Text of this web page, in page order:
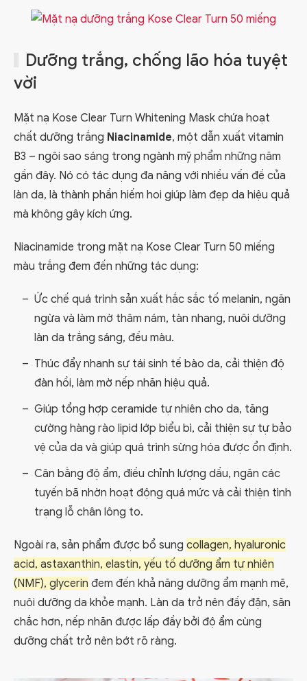
Dưỡng trắng, chống lão hóa tuyệt
vời
Mặt nạ Kose Clear Turn Whitening Mask chứa hoạt
chất dưỡng trắng Niacinamide, một dẫn xuất vitamin
B3 – ngôi sao sáng trong ngành mỹ phẩm những năm
gần đây. Nó có tác dụng đa năng với nhiều vấn đề của
làn da, là thành phần hiếm hoi giúp làm đẹp da hiệu quả
mà không gây kích ứng.
Niacinamide trong mặt nạ Kose Clear Turn 50 miếng
màu trắng đem đến những tác dụng:
Ức chế quá trình sản xuất hắc sắc tố melanin, ngăn
ngừa và làm mờ thâm nám, tàn nhang, nuôi dưỡng
làn da trắng sáng, đều màu.
Thúc đẩy nhanh sự tái sinh tế bào da, cải thiện độ
đàn hồi, làm mờ nếp nhăn hiệu quả.
Giúp tổng hợp ceramide tự nhiên cho da, tăng
cường hàng rào lipid lớp biểu bì, cải thiện sự tự bảo
vệ của da và giúp quá trình sừng hóa được ổn định.
Cân bằng độ ẩm, điều chỉnh lượng dầu, ngăn các
tuyến bã nhờn hoạt động quá mức và cải thiện tình
trạng lỗ chân lông to.
Ngoài ra, sản phẩm được bổ sung collagen, hyaluronic
acid, astaxanthin, elastin, yếu tố dưỡng ẩm tự nhiên
(NMF), glycerin đem đến khả năng dưỡng ẩm mạnh mẽ,
nuôi dưỡng da khỏe mạnh. Làn da trở nên đầy đặn, săn
chắc hơn, nếp nhăn được lấp đầy bởi độ ẩm cùng
dưỡng chất trở nên bớt rõ ràng.